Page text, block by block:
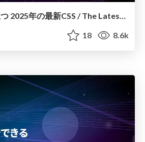
UIデザインに役立つ 2025年の最新CSS / The Latest CSS for UI Design 2025
18 8.6k